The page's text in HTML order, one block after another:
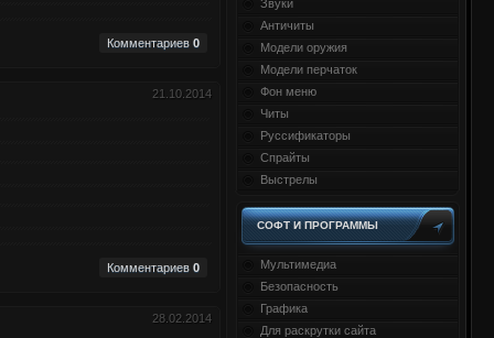
Звуки
Античиты
Модели оружия
Модели перчаток
Фон меню
Читы
Руссификаторы
Спрайты
Выстрелы
СОФТ И ПРОГРАММЫ
Мультимедиа
Безопасность
Графика
Для раскрутки сайта
Комментариев 0
21.10.2014
Комментариев 0
28.02.2014